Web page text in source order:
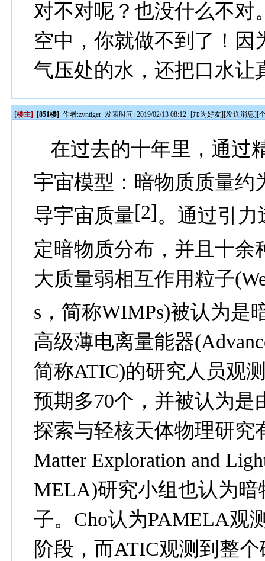
对不对呢？也没什么不对
空中，你就做不到了！因
气压处的水，还把口水让
[楼主] [851楼] 作者:zyntiger 发表时间: 2019/02/13 08:12 [加为好友][发送消息][
在过去的十年里，通过
宇宙模型：暗物质质量约
导宇宙质量[2]。 通过引力
定暗物质分布，并且十余
大质量弱相互作用粒子
s ，简称WIMPs)被认为是
高级薄电离量能器
简称ATIC)的研究人员观
预期多70个，并被认为是
探索与轻核天体物理研究
Matter Exploration and
MELA)研究小组也认为
子。 Cho认为PAMELA观
阶段，而ATIC观测到整